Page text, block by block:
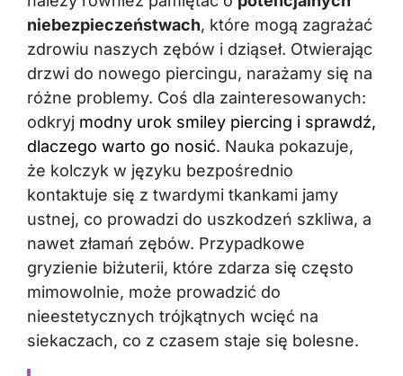
niebezpieczeństwach , które mogą zagrażać
zdrowiu naszych zębów i dziąseł. Otwierając
drzwi do nowego piercingu, narażamy się na
różne problemy. Coś dla zainteresowanych:
odkryjmodny urok smiley piercing i sprawdź,
dlaczego warto go nosić. Nauka pokazuje,
że kolczyk w języku bezpośrednio
kontaktuje się z twardymi tkankami jamy
ustnej, co prowadzi do uszkodzeń szkliwa, a
nawet złamań zębów. Przypadkowe
gryzienie biżuterii, które zdarza się często
mimowolnie, może prowadzić do
nieestetycznych trójkątnych wcięć na
siekaczach, co z czasem staje się bolesne.